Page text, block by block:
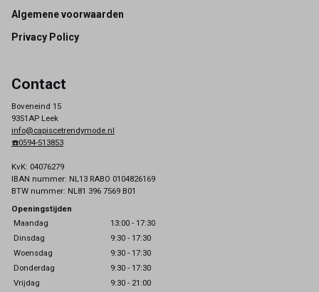
Footer
Algemene voorwaarden
Privacy Policy
Contact
Boveneind 15
9351AP Leek
info@capiscetrendymode.nl
☎️0594-513853
KvK: 04076279
IBAN nummer: NL13 RABO 0104826169
BTW nummer: NL81 396 7569 B01
Openingstijden
Maandag
13:00 - 17:30
Dinsdag
9:30 - 17:30
Woensdag
9:30 - 17:30
Donderdag
9:30 - 17:30
Vrijdag
9:30 - 21:00